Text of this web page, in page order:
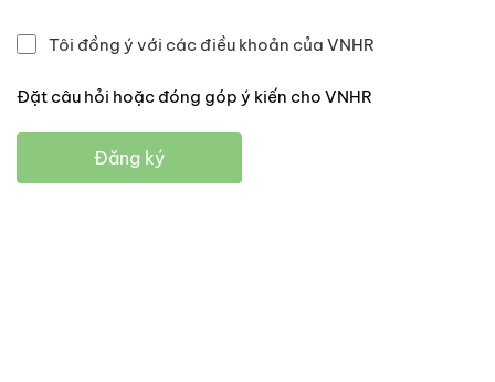
Tôi đồng ý với các điều khoản của VNHR
Đặt câu hỏi hoặc đóng góp ý kiến cho VNHR
Đăng ký